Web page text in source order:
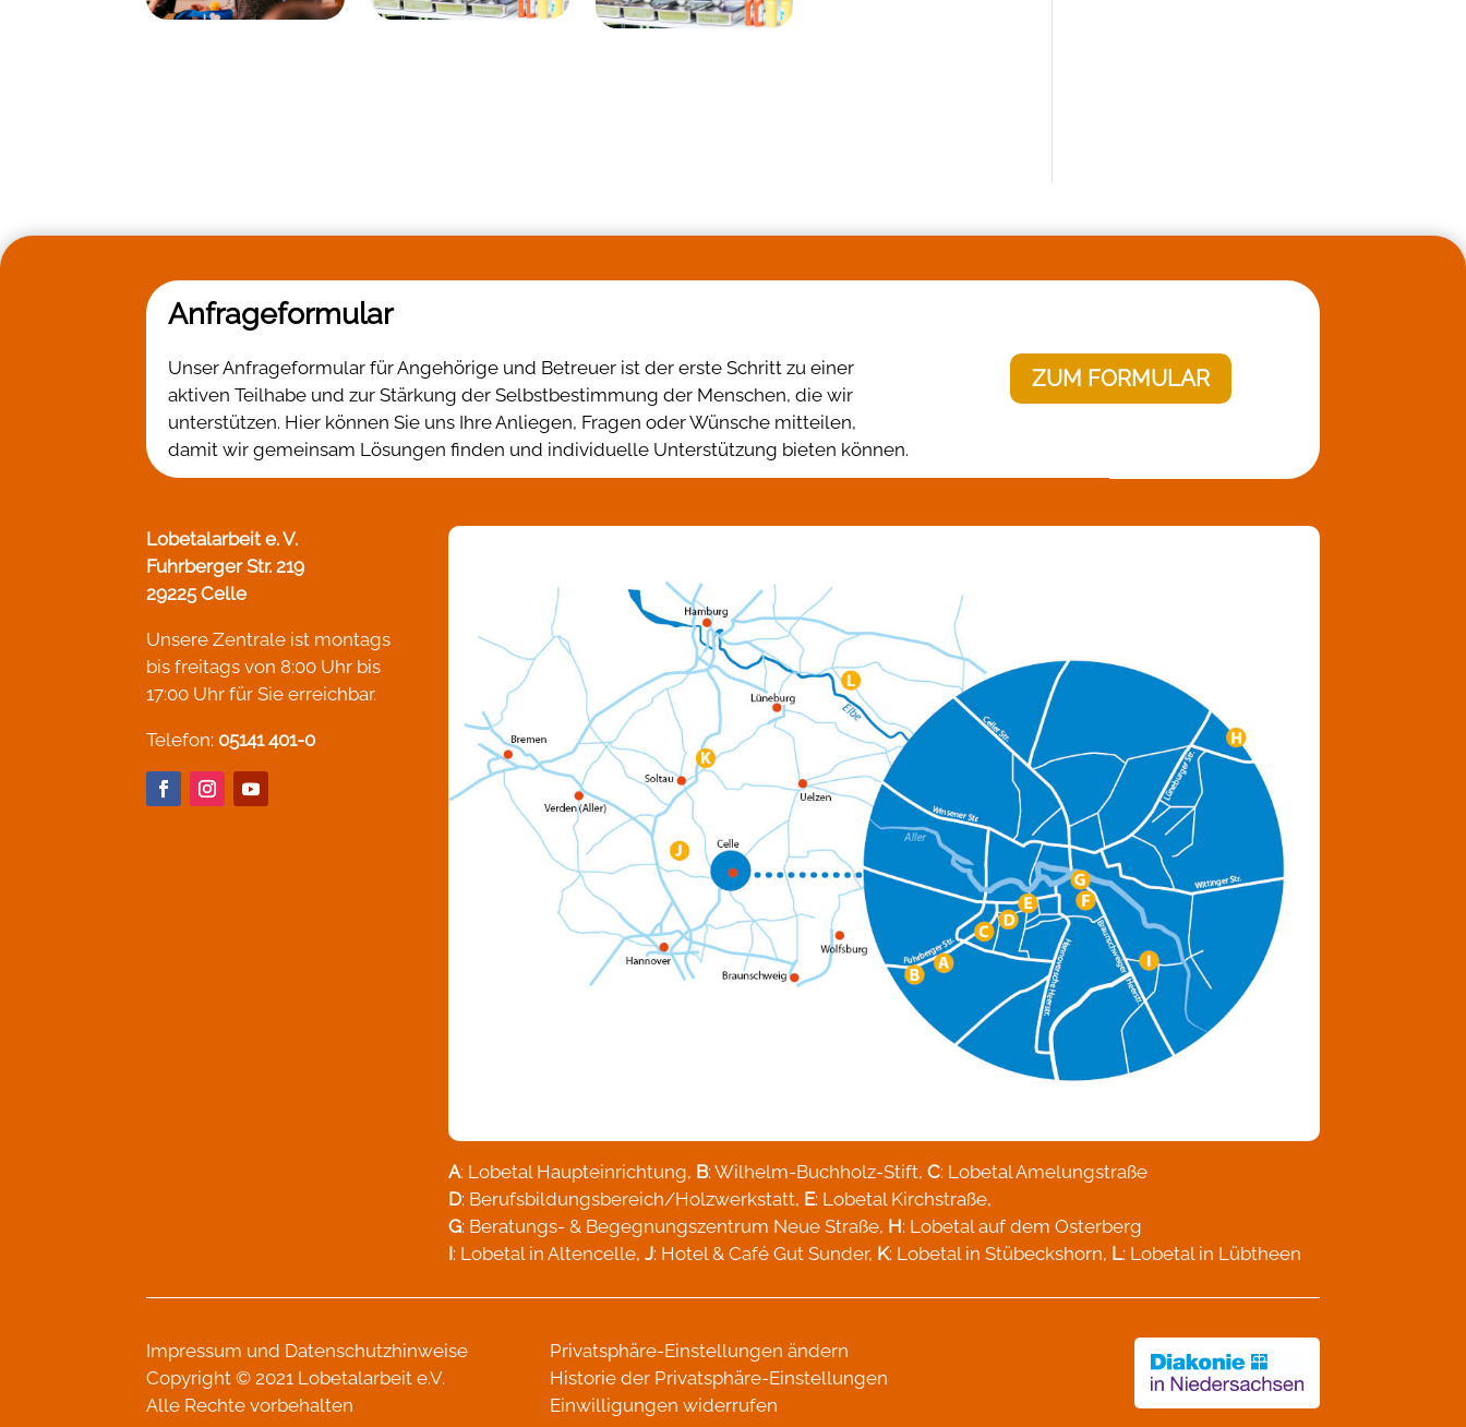
Anfrageformular
Unser Anfrageformular für Angehörige und Betreuer ist der erste Schritt zu einer
aktiven Teilhabe und zur Stärkung der Selbstbestimmung der Menschen, die wir
unterstützen. Hier können Sie uns Ihre Anliegen, Fragen oder Wünsche mitteilen,
damit wir gemeinsam Lösungen finden und individuelle Unterstützung bieten können.
ZUM FORMULAR
Lobetalarbeit e. V.
Fuhrberger Str. 219
29225 Celle
Unsere Zentrale ist montags
bis freitags von 8:00 Uhr bis
17:00 Uhr für Sie erreichbar.
Telefon: 05141 401-0
A: Lobetal Haupteinrichtung, B: Wilhelm-Buchholz-Stift,C: Lobetal Amelungstraße
D: Berufsbildungsbereich/Holzwerkstatt, E: Lobetal Kirchstraße,
G: Beratungs- & Begegnungszentrum Neue Straße, H: Lobetal auf dem Osterberg
I: Lobetal in Altencelle,J: Hotel & Café Gut Sunder, K: Lobetal in Stübeckshorn, L: Lobetal in Lübtheen
Impressum und Datenschutzhinweise
Copyright © 2021 Lobetalarbeit e.V.
Alle Rechte vorbehalten
Privatsphäre-Einstellungen ändern
Historie der Privatsphäre-Einstellungen
Einwilligungen widerrufen